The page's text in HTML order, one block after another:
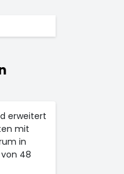
erweitert
mit
in
48